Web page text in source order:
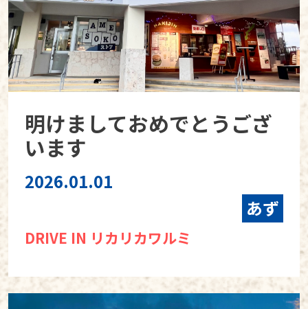
明けましておめでとうござ
います
2026.01.01
あず
DRIVE IN リカリカワルミ